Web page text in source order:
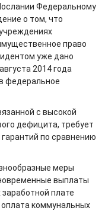
Федеральному
о том, что
право
уже дано
2014 года
федеральное
с высокой
дефицита, требует
по сравнению
меры
выплаты
плате
оплата коммунальных